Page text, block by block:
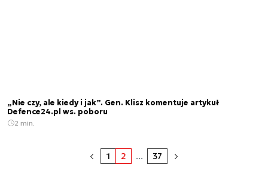
„Nie czy, ale kiedy i jak”. Gen. Klisz komentuje artykuł
Defence24.pl ws. poboru
2 min.
1 2 ... 37